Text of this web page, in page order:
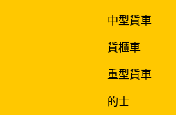
中型貨車
貨櫃車
重型貨車
的士